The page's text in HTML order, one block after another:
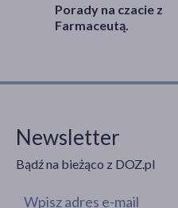
Porady na czacie z
Farmaceutą.
Newsletter
Bądź na bieżąco z DOZ.pl